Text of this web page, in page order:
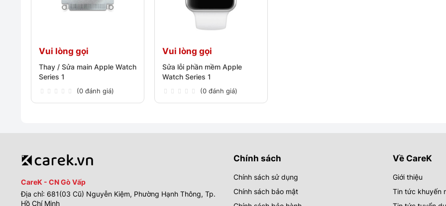
Vui lòng gọi
Thay / Sửa main Apple Watch
Series 1
(0 đánh giá)
Vui lòng gọi
Sửa lỗi phần mềm Apple
Watch Series 1
(0 đánh giá)
CareK - CN Gò Vấp
Địa chỉ: 681(03 Cũ) Nguyễn Kiệm, Phường Hạnh Thông, Tp.
Hồ Chí Minh
Chính sách
Chính sách sử dụng
Chính sách bảo mật
Về CareK
Giới thiệu
Tin tức khuyến